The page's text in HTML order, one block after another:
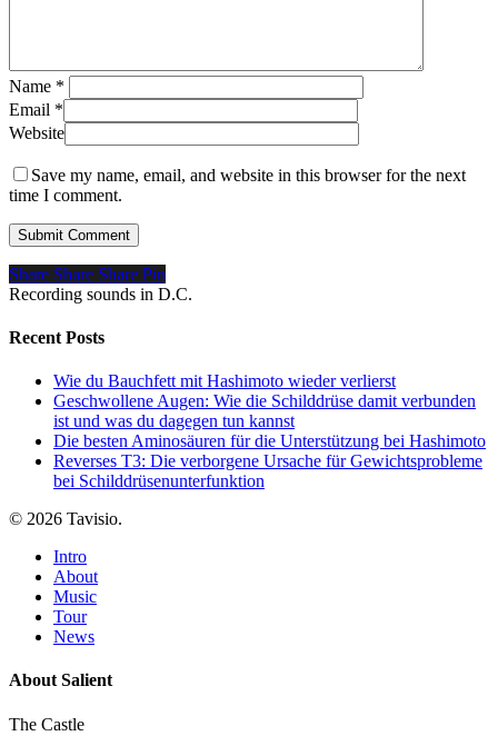
Name *
Email *
Website
Save my name, email, and website in this browser for the next
time I comment.
Share Share Share Pin
Recording sounds in D.C.
Recent Posts
Wie du Bauchfett mit Hashimoto wieder verlierst
Geschwollene Augen: Wie die Schilddrüse damit verbunden
ist und was du dagegen tun kannst
Die besten Aminosäuren für die Unterstützung bei Hashimoto
Reverses T3: Die verborgene Ursache für Gewichtsprobleme
bei Schilddrüsenunterfunktion
© 2026 Tavisio.
Close
Menu
Intro
About
Music
Tour
News
About Salient
The Castle